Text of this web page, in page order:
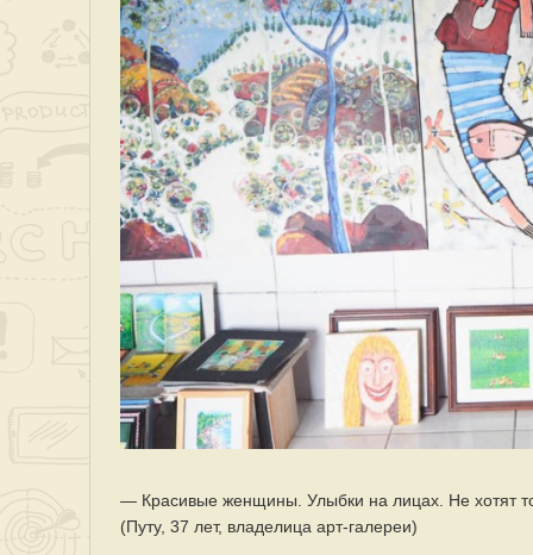
— Красивые женщины. Улыбки на лицах. Не хотят
(Путу, 37 лет, владелица арт-галереи)